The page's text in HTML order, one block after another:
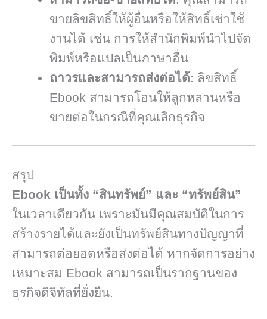
ขายลิขสิทธิ์ให้ผู้อื่นหรือให้สิทธิ์เช่าใช้
งานได้ เช่น การให้สำนักพิมพ์นำไปจัด
พิมพ์หรือแปลเป็นภาษาอื่น
ถาวรและสามารถส่งต่อได้: ลิขสิทธิ์
Ebook สามารถโอนให้ลูกหลานหรือ
ขายต่อในกรณีที่คุณเลิกธุรกิจ
สรุป
Ebook เป็นทั้ง “สินทรัพย์” และ “ทรัพย์สิน”
ในเวลาเดียวกัน เพราะมันมีคุณสมบัติในการ
สร้างรายได้และยังเป็นทรัพย์สินทางปัญญาที่
สามารถต่อยอดหรือส่งต่อได้ หากจัดการอย่าง
เหมาะสม Ebook สามารถเป็นรากฐานของ
ธุรกิจดิจิทัลที่ยั่งยืน.